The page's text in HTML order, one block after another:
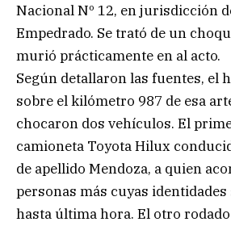
Nacional Nº 12, en jurisdicción
Empedrado. Se trató de un
murió prácticamente en al acto.
Según detallaron las fuentes, el
sobre el kilómetro 987 de esa
chocaron dos vehículos. El
camioneta Toyota Hilux
de apellido Mendoza, a quien
personas más cuyas
hasta última hora. El otro